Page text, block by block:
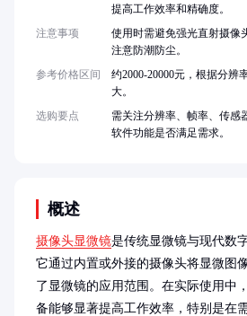
概述
摄像头显微镜是传统显微镜与现代数
它通过内置或外接的摄像头将显微图
了显微镜的应用范围。在实际使用中
备能够显著提高工作效率，特别是在
提高工作效率和精确度。
注意事项
使用时需避免强光直射摄像
注意防潮防尘。
参考价格区间
约2000-20000元，根据分辨
大。
选购要点
需关注分辨率、帧率、传感
软件功能是否满足需求。